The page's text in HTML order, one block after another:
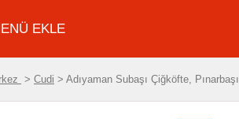
EKLE
> Cudi > Adıyaman Subaşı Çiğköfte, Pınarbaşı